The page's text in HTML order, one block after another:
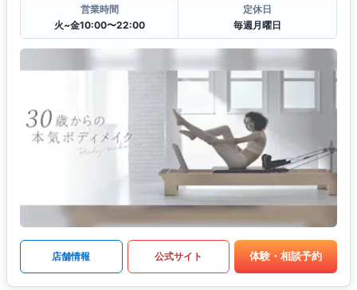
営業時間
火~金10:00〜22:00
定休日
毎週月曜日
店舗情報 公式サイト 体験・相談予約